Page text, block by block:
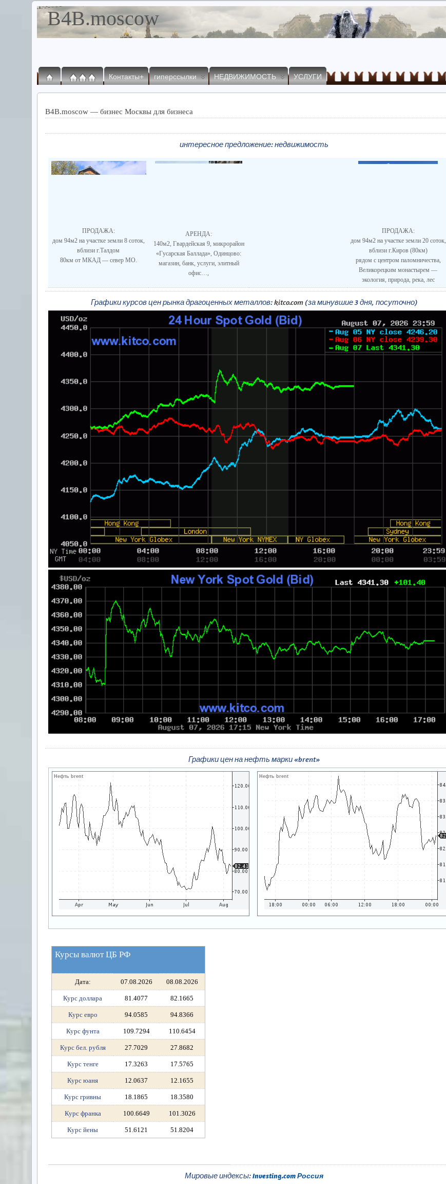
B4B.moscow
Контакты+ гиперссылки НЕДВИЖИМОСТЬ УСЛУГИ
B4B.moscow — бизнес Москвы для бизнеса
интересное предложение: недвижимость
ПРОДАЖА:
дом 94м2 на участке земли 8 соток,
вблизи г.Талдом
80км от МКАД — север МО.
АРЕНДА:
140м2, Гвардейская 9, микрорайон
«Гусарская Баллада», Одинцово:
магазин, банк, услуги, элитный
офис…,
ПРОДАЖА:
дом 94м2 на участке земли 20 соток,
вблизи г.Киров (80км)
рядом с центром паломничества,
Великорецким монастырем —
экология, природа, река, лес
Графики курсов цен рынка драгоценных металлов:kitco.com(за минувшие 3 дня, посуточно)
Графики цен на нефть марки «brent»
Нефть brent Нефть brent
Курсы валют ЦБ РФ
Дата: 07.08.2026 08.08.2026
Курс доллара 81.4077 82.1665
Курс евро 94.0585 94.8366
Курс фунта 109.7294 110.6454
Курс бел. рубля 27.7029 27.8682
Курс тенге 17.3263 17.5765
Курс юаня 12.0637 12.1655
Курс гривны 18.1865 18.3580
Курс франка 100.6649 101.3026
Курс йены 51.6121 51.8204
Мировые индексы:Investing.com Россия